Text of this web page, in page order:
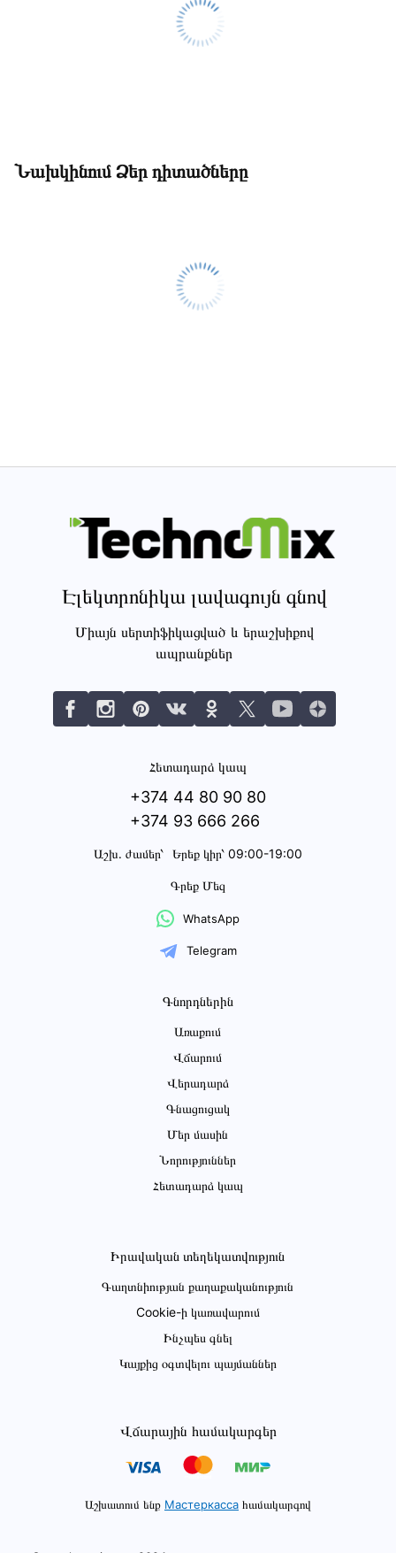
Նախկինում Ձեր դիտածները
Էլեկտրոնիկա լավագույն գնով
Միայն սերտիֆիկացված և երաշխիքով
ապրանքներ
Հետադարձ կապ
+374 44 80 90 80
+374 93 666 266
Աշխ․ ժամեր՝ Երեք կիր՝ 09:00-19:00
Գրեք Մեզ
WhatsApp
Telegram
Գնորդներին
Առաքում
Վճարում
Վերադարձ
Գնացուցակ
Մեր մասին
Նորություններ
Հետադարձ կապ
Իրավական տեղեկատվություն
Գաղտնիության քաղաքականություն
Cookie-ի կառավարում
Ինչպես գնել
Կայքից օգտվելու պայմաններ
Վճարային համակարգեր
Աշխատում ենք Мастеркасса համակարգով